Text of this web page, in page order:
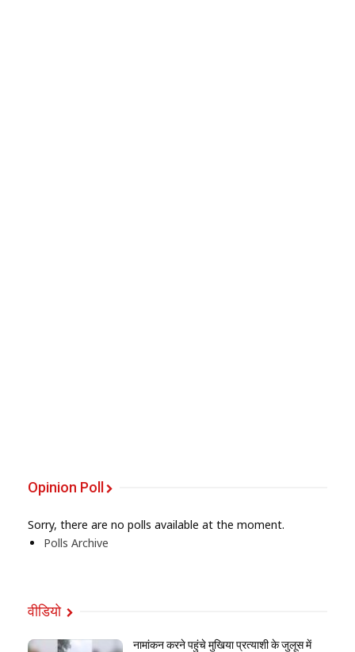
Opinion Poll
Sorry, there are no polls available at the moment.
Polls Archive
वीडियो
नामांकन करने पहुंचे मुखिया प्रत्याशी के जुलूस में